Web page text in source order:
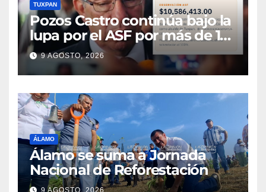
TUXPAN
Pozos Castro continúa bajo la
lupa por el ASF por más de 10
MDP
9 AGOSTO, 2026
ÁLAMO
Álamo se suma a Jornada
Nacional de Reforestación
9 AGOSTO, 2026